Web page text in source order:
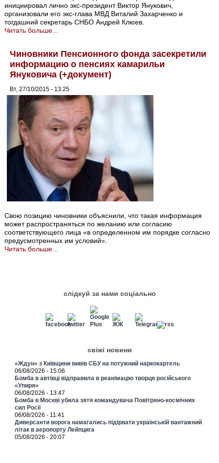
инициировал лично экс-президент Виктор Янукович,
организовали его экс-глава МВД Виталий Захарченко и
тогдашний секретарь СНБО Андрей Клюев.
Читать больше...
Чиновники Пенсионного фонда засекретили
информацию о пенсиях камарильи
Януковича (+документ)
Вт, 27/10/2015 - 13:25
Свою позицию чиновники объяснили, что такая информация
может распространяться по желанию или согласию
соответствующего лица «в определенном им порядке согласно
предусмотренных им условий».
Читать больше...
слідкуй за нами соціально
свіжі новини
«Ждун» з Київщини вивів СБУ на потужний наркокартель
06/08/2026 - 15:06
Бомба в автівці відправила в реанімацію творця російського
«Упиря»
06/08/2026 - 13:47
Бомба в Москві убила зятя командувача Повітряно-космічних
сил Росії
06/08/2026 - 11:41
Диверсанти ворога намагались підірвати українській вантажний
літак в аеропорту Лейпцига
05/08/2026 - 20:07